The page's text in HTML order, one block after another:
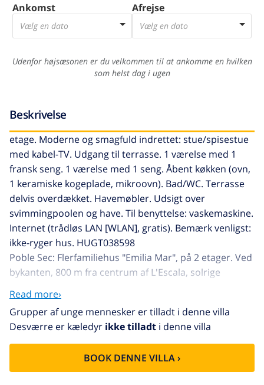
Ankomst
Vælg en dato
Afrejse
Vælg en dato
Udenfor højsæsonen er du velkommen til at ankomme en hvilken
som helst dag i ugen
Beskrivelse
etage. Moderne og smagfuld indrettet: stue/spisestue
med kabel-TV. Udgang til terrasse. 1 værelse med 1
fransk seng. 1 værelse med 1 seng. Åbent køkken (ovn,
1 keramiske kogeplade, mikroovn). Bad/WC. Terrasse
delvis overdækket. Havemøbler. Udsigt over
svimmingpoolen og have. Til benyttelse: vaskemaskine.
Internet (trådløs LAN [WLAN], gratis). Bemærk venligst:
ikke-ryger hus. HUGT038598
Poble Sec: Flerfamiliehus "Emilia Mar", på 2 etager. Ved
bykanten, 800 m fra centrum af L'Escala, solrige
beliggenhed, udmærket område: midt i centrum men
stadig stille, 500 m fra havet, 500 m fra stranden. Til
medbenyttelse: have i forskellige niveauer græsplæne
og træer, pool kantet (01.05.-30.10.). I huset:
aircondition. (ekstra). Fælles garage nr. 15 (ekstra).
Supermarked, restaurant, bageri, café 60 m,
sandstrand "Platja de Riells" 500 m. Nærliggende
Read more›
Grupper af unge mennesker er tilladt i denne villa
Desværre er kæledyr ikke tilladt i denne villa
BOOK DENNE VILLA ›